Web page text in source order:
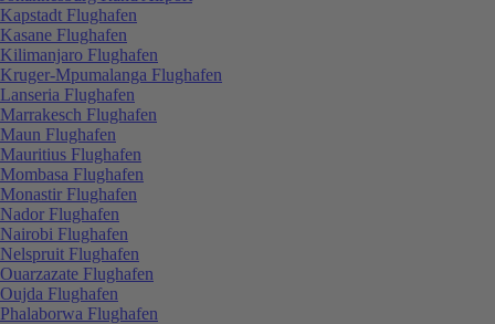
Kapstadt Flughafen
Kasane Flughafen
Kilimanjaro Flughafen
Kruger-Mpumalanga Flughafen
Lanseria Flughafen
Marrakesch Flughafen
Maun Flughafen
Mauritius Flughafen
Mombasa Flughafen
Monastir Flughafen
Nador Flughafen
Nairobi Flughafen
Nelspruit Flughafen
Ouarzazate Flughafen
Oujda Flughafen
Phalaborwa Flughafen